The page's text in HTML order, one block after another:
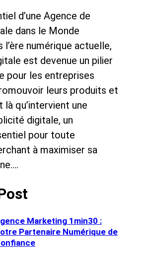
d’une Agence de
dans le Monde
l’ère numérique actuelle,
est devenue un pilier
pour les entreprises
leurs produits et
là qu’intervient une
digitale, un
pour toute
à maximiser sa
Marketing 1min30 :
Partenaire Numérique de